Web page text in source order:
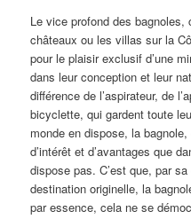
Le vice profond des bagnoles,
châteaux ou les villas sur la
pour le plaisir exclusif d’une
dans leur conception et leur
différence de l’aspirateur, de
bicyclette, qui gardent toute
monde en dispose, la
d’intérêt et d’avantages que
dispose pas. C’est que, par
destination originelle, la
par essence, cela ne se